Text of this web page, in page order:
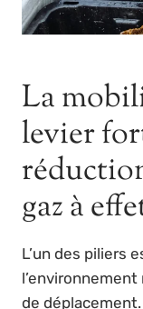
La
levier
gaz à
L’un des piliers
de